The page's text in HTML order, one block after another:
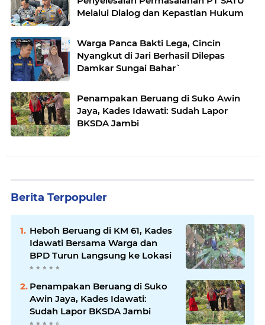
Melalui Dialog dan Kepastian Hukum
Warga Panca Bakti Lega, Cincin
Nyangkut di Jari Berhasil Dilepas
Damkar Sungai Bahar`
Penampakan Beruang di Suko Awin
Jaya, Kades Idawati: Sudah Lapor
BKSDA Jambi
Berita Terpopuler
Heboh Beruang di KM 61, Kades
Idawati Bersama Warga dan
BPD Turun Langsung ke Lokasi
Penampakan Beruang di Suko
Awin Jaya, Kades Idawati:
Sudah Lapor BKSDA Jambi